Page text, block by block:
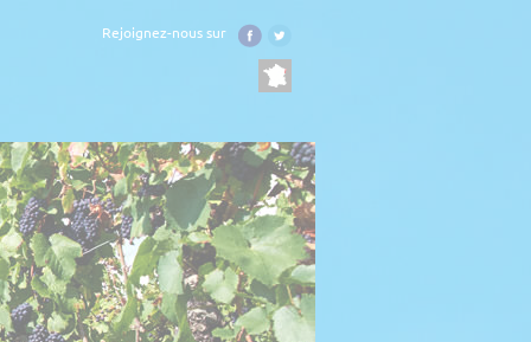
Rejoignez-nous sur